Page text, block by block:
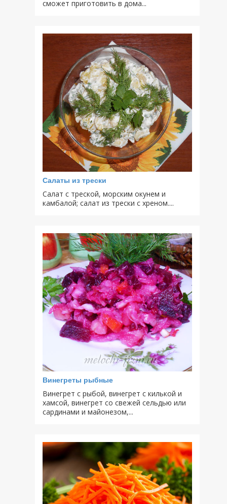
сможет приготовить в дома...
Салаты из трески
Салат с треской, морским окунем и
камбалой; салат из трески с хреном....
Винегреты рыбные
Винегрет с рыбой, винегрет с килькой и
хамсой, винегрет со свежей сельдью или
сардинами и майонезом,...